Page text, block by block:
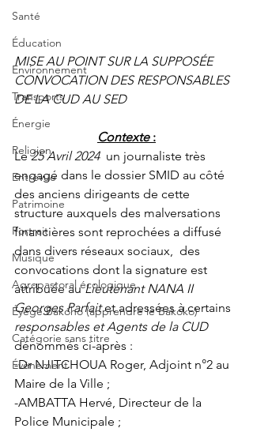
Santé
Éducation
Environnement
Transports
Énergie
Religion
Entrevue
Patrimoine
Portrait
Musique
Agropastoral écologique
Éyégé Bakóho (apprendre le Bakoko)
Catégorie sans titre
Événement
MISE AU POINT SUR LA SUPPOSÉE
CONVOCATION DES RESPONSABLES
DE LA CUD AU SED
Contexte :
Le 25 Avril 2024
  un journaliste très
engagé dans le dossier SMID au côté
des anciens dirigeants de cette
structure auxquels des malversations
financières sont reprochées a diffusé
dans divers réseaux sociaux,  des
convocations dont la signature est
attribuée au Lieutenant NANA II
Georges Parfait et adressées à certains
responsables et Agents de la CUD
dénommés ci-après :
-Dr NJITCHOUA Roger, Adjoint n°2 au
Maire de la Ville ;
-AMBATTA Hervé, Directeur de la
Police Municipale ;